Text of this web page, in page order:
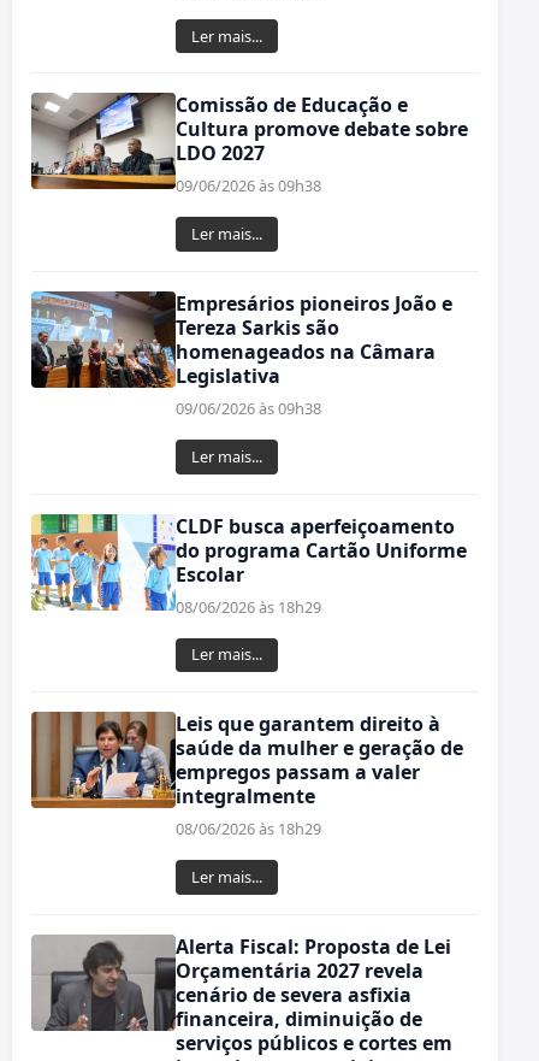
Ler mais...
Comissão de Educação e
Cultura promove debate sobre
LDO 2027
09/06/2026 às 09h38
Ler mais...
Empresários pioneiros João e
Tereza Sarkis são
homenageados na Câmara
Legislativa
09/06/2026 às 09h38
Ler mais...
CLDF busca aperfeiçoamento
do programa Cartão Uniforme
Escolar
08/06/2026 às 18h29
Ler mais...
Leis que garantem direito à
saúde da mulher e geração de
empregos passam a valer
integralmente
08/06/2026 às 18h29
Ler mais...
Alerta Fiscal: Proposta de Lei
Orçamentária 2027 revela
cenário de severa asfixia
financeira, diminuição de
serviços públicos e cortes em